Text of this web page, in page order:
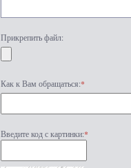
Прикрепить файл:
Как к Вам обращаться:*
Введите код с картинки:*